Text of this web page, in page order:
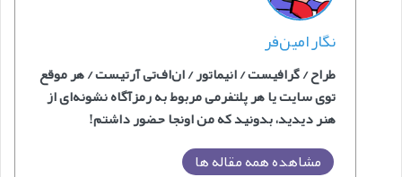
نگار امین‌فر
طراح / گرافیست / انیماتور / ان‌اف‌‎تی آرتیست / هر موقع
توی سایت یا هر پلتفرمی مربوط به رمزآگاه نشونه‌ای از
هنر دیدید، بدونید که من اونجا حضور داشتم!
مشاهده همه مقاله ها